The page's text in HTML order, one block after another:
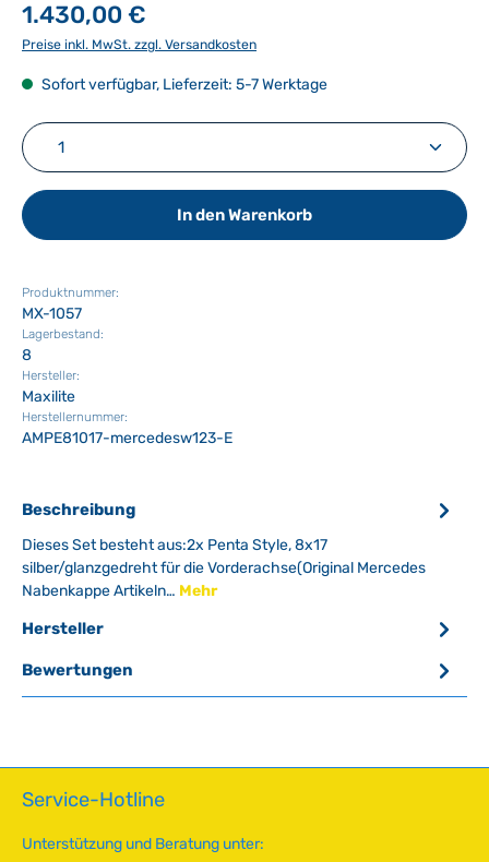
1.430,00 €
Preise inkl. MwSt. zzgl. Versandkosten
Sofort verfügbar, Lieferzeit: 5-7 Werktage
Produkt Anzahl: Gib den gewünschten Wert ein
In den Warenkorb
Produktnummer:
MX-1057
Lagerbestand:
8
Hersteller:
Maxilite
Herstellernummer:
AMPE81017-mercedesw123-E
Beschreibung
Dieses Set besteht aus:2x Penta Style, 8x17
silber/glanzgedreht für die Vorderachse(Original Mercedes
Nabenkappe Artikeln… Mehr
Hersteller
Bewertungen
Service-Hotline
Unterstützung und Beratung unter: